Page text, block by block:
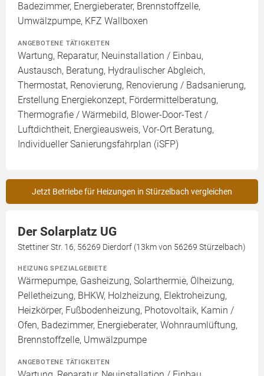
Badezimmer, Energieberater, Brennstoffzelle,
Umwälzpumpe, KFZ Wallboxen
ANGEBOTENE TÄTIGKEITEN
Wartung, Reparatur, Neuinstallation / Einbau,
Austausch, Beratung, Hydraulischer Abgleich,
Thermostat, Renovierung, Renovierung / Badsanierung,
Erstellung Energiekonzept, Fördermittelberatung,
Thermografie / Wärmebild, Blower-Door-Test /
Luftdichtheit, Energieausweis, Vor-Ort Beratung,
Individueller Sanierungsfahrplan (iSFP)
Jetzt Betriebe für Heizungen in Stürzelbach vergleichen
Der Solarplatz UG
Stettiner Str. 16, 56269 Dierdorf (13km von 56269 Stürzelbach)
HEIZUNG SPEZIALGEBIETE
Wärmepumpe, Gasheizung, Solarthermie, Ölheizung,
Pelletheizung, BHKW, Holzheizung, Elektroheizung,
Heizkörper, Fußbodenheizung, Photovoltaik, Kamin /
Ofen, Badezimmer, Energieberater, Wohnraumlüftung,
Brennstoffzelle, Umwälzpumpe
ANGEBOTENE TÄTIGKEITEN